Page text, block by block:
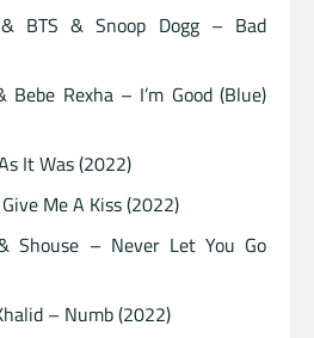
BTS & Snoop Dogg – Bad
Bebe Rexha – I’m Good (Blue)
It Was (2022)
Me A Kiss (2022)
Shouse – Never Let You Go
– Numb (2022)